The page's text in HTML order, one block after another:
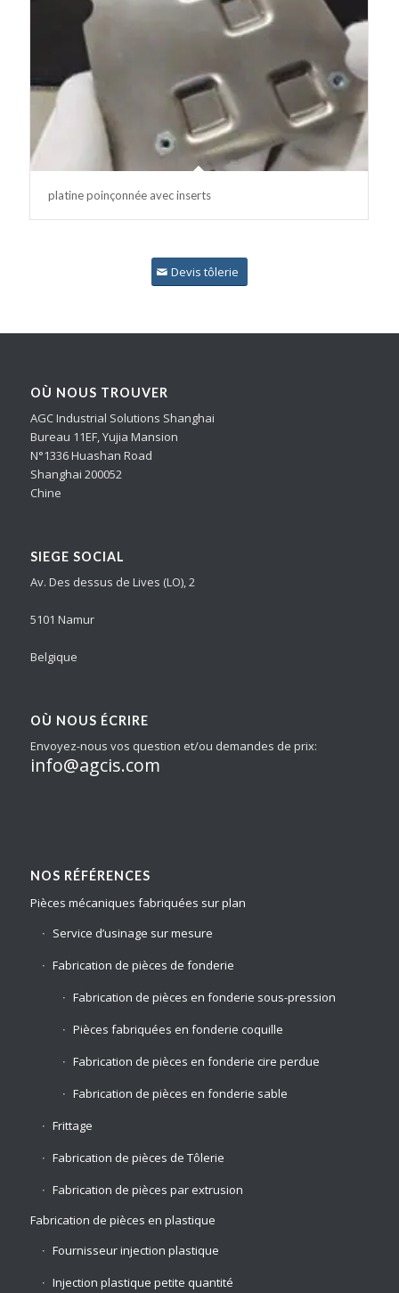
platine poinçonnée avec inserts
Devis tôlerie
OÙ NOUS TROUVER
AGC Industrial Solutions Shanghai
Bureau 11EF, Yujia Mansion
N°1336 Huashan Road
Shanghai 200052
Chine
SIEGE SOCIAL
Av. Des dessus de Lives (LO), 2
5101 Namur
Belgique
OÙ NOUS ÉCRIRE
Envoyez-nous vos question et/ou demandes de prix:
info@agcis.com
NOS RÉFÉRENCES
Pièces mécaniques fabriquées sur plan
Service d’usinage sur mesure
Fabrication de pièces de fonderie
Fabrication de pièces en fonderie sous-pression
Pièces fabriquées en fonderie coquille
Fabrication de pièces en fonderie cire perdue
Fabrication de pièces en fonderie sable
Frittage
Fabrication de pièces de Tôlerie
Fabrication de pièces par extrusion
Fabrication de pièces en plastique
Fournisseur injection plastique
Injection plastique petite quantité